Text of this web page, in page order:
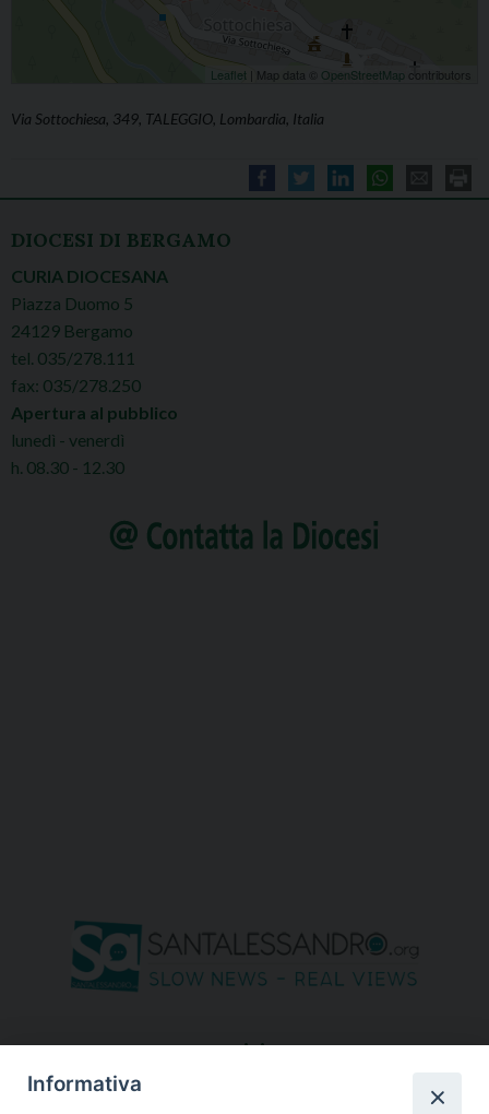
Leaflet | Map data © OpenStreetMap contributors
Via Sottochiesa, 349, TALEGGIO, Lombardia, Italia
DIOCESI DI BERGAMO
CURIA DIOCESANA
Piazza Duomo 5
24129 Bergamo
tel. 035/278.111
fax: 035/278.250
Apertura al pubblico
lunedì - venerdì
h. 08.30 - 12.30
seguici su
Informativa